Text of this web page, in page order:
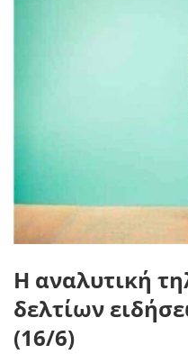
Η αναλυτική
δελτίων
(16/6)